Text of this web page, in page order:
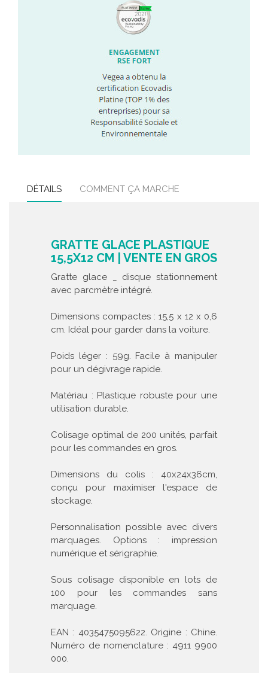
DÉTAILS COMMENT ÇA MARCHE
GRATTE GLACE PLASTIQUE
15,5X12 CM | VENTE EN GROS
Gratte glace _ disque stationnement
avec parcmètre intégré.
Dimensions compactes : 15,5 x 12 x 0,6
cm. Idéal pour garder dans la voiture.
Poids léger : 59g. Facile à manipuler
pour un dégivrage rapide.
Matériau : Plastique robuste pour une
utilisation durable.
Colisage optimal de 200 unités, parfait
pour les commandes en gros.
Dimensions du colis : 40x24x36cm,
conçu pour maximiser l'espace de
stockage.
Personnalisation possible avec divers
marquages. Options : impression
numérique et sérigraphie.
Sous colisage disponible en lots de
100 pour les commandes sans
marquage.
EAN : 4035475095622. Origine : Chine.
Numéro de nomenclature : 4911 9900
000.